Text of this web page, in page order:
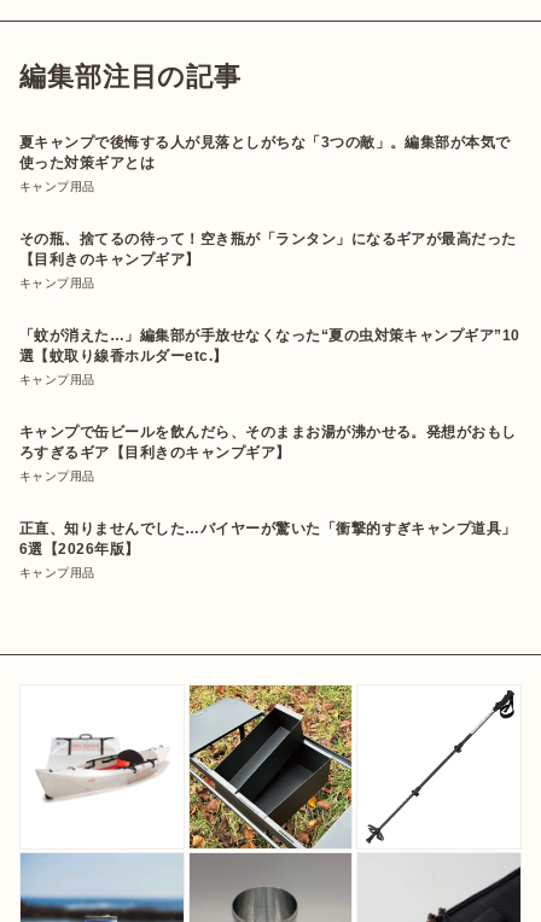
編集部注目の記事
夏キャンプで後悔する人が見落としがちな「3つの敵」。編集部が本気で
使った対策ギアとは
キャンプ用品
その瓶、捨てるの待って！空き瓶が「ランタン」になるギアが最高だった
【目利きのキャンプギア】
キャンプ用品
「蚊が消えた…」編集部が手放せなくなった“夏の虫対策キャンプギア”10
選【蚊取り線香ホルダーetc.】
キャンプ用品
キャンプで缶ビールを飲んだら、そのままお湯が沸かせる。発想がおもし
ろすぎるギア【目利きのキャンプギア】
キャンプ用品
正直、知りませんでした…バイヤーが驚いた「衝撃的すぎキャンプ道具」
6選【2026年版】
キャンプ用品